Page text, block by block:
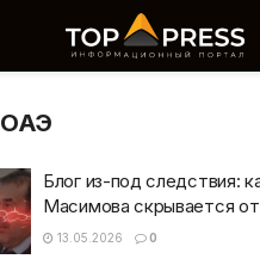
ОАЭ
Блог из-под следствия:
Масимова скрывается
13.05.2026 0